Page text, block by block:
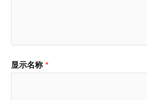
显示名称 *